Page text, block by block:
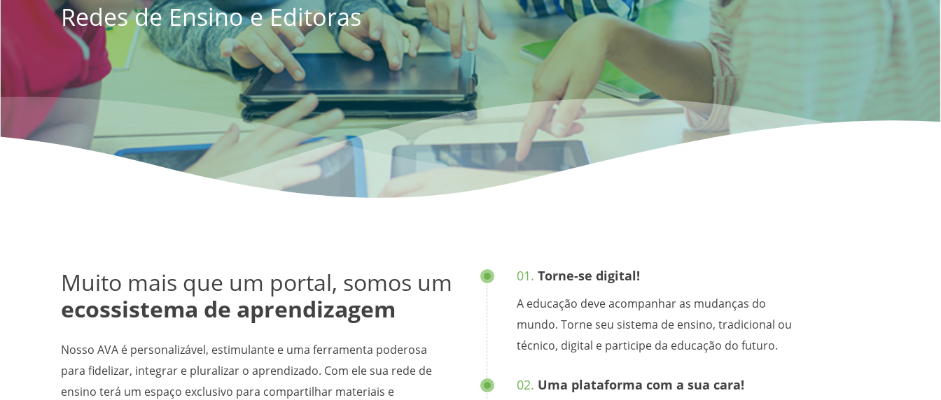
Redes de Ensino e Editoras
Muito mais que um portal, somos um
ecossistema de aprendizagem
Nosso AVA é personalizável, estimulante e uma ferramenta poderosa
para fidelizar, integrar e pluralizar o aprendizado. Com ele sua rede de
ensino terá um espaço exclusivo para compartilhar materiais e
01. Torne-se digital!
A educação deve acompanhar as mudanças do
mundo. Torne seu sistema de ensino, tradicional ou
técnico, digital e participe da educação do futuro.
02. Uma plataforma com a sua cara!